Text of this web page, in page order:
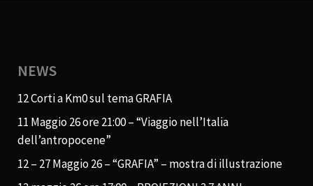
NEWS
12 Corti a Km0 sul tema GRAFIA
11 Maggio 26 ore 21:00 – “Viaggio nell’Italia
dell’antropocene”
12 – 27 Maggio 26 – “GRAFIA” – mostra di illustrazione